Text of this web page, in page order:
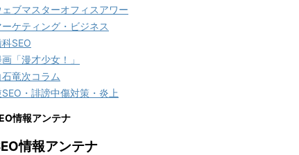
ェブマスターオフィスアワー
ーケティング・ビジネス
SEO
「漫才少女！」
石竜次コラム
・誹謗中傷対策・炎上
情報アンテナ
情報アンテナ